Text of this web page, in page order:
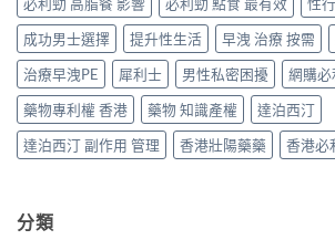
中
代
方
案〉
中
達
泊
西
汀
一
次
搞
掂
ED
必利勁 高脂餐 影響
必利勁 點食 最有效
性
成功男士選擇
提升性生活 早洩 治療 按需
治療早洩PE
犀利士 男性私密困擾 網購必
藥物專利權 香港
藥物 知識產權
達泊西汀
達泊西汀 副作用 管理
香港壯陽藥藥 香港必
分類